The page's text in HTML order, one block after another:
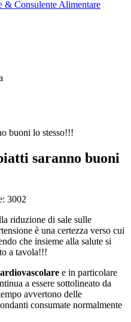
saranno buoni
3002
riduzione di sale sulle
è una certezza verso cui
che insieme alla salute si
a tavola!!!
e in particolare
a essere sottolineato da
avvertono delle
consumate normalmente